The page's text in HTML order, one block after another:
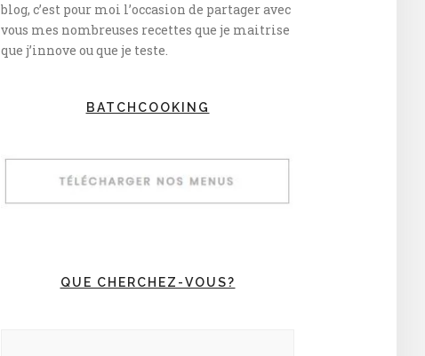
blog, c’est pour moi l’occasion de partager avec
vous mes nombreuses recettes que je maitrise
que j’innove ou que je teste.
BATCHCOOKING
QUE CHERCHEZ-VOUS?